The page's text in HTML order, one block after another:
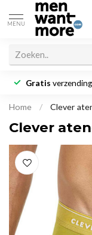
MENU
Gratis
Home / Clever
Clever